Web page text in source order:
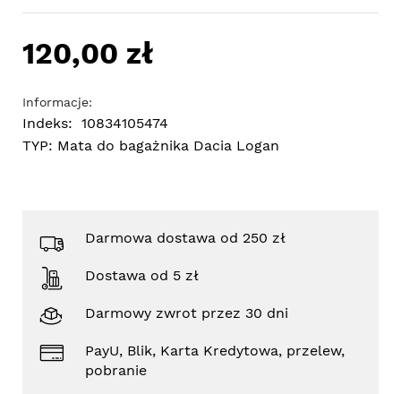
120,00 zł
Informacje:
Indeks: 10834105474
TYP: Mata do bagażnika Dacia Logan
Darmowa dostawa od 250 zł
Dostawa od 5 zł
Darmowy zwrot przez 30 dni
PayU, Blik, Karta Kredytowa, przelew,
pobranie